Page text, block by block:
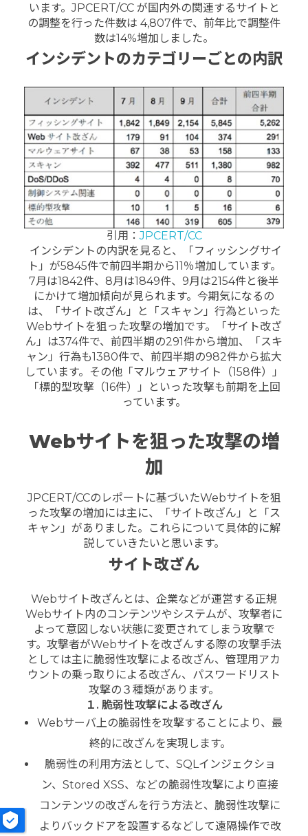
います。JPCERT/CC が国内外の関連するサイトと
の調整を行った件数は 4,807件で、前年比で調整件
数は14%増加しました。
インシデントのカテゴリーごとの内訳
引用：JPCERT/CC
インシデントの内訳を見ると、「フィッシングサイ
ト」が5845件で前四半期から11％増加しています。
7月は1842件、8月は1849件、9月は2154件と後半
にかけて増加傾向が見られます。今期気になるの
は、「サイト改ざん」と「スキャン」行為といった
Webサイトを狙った攻撃の増加です。「サイト改ざ
ん」は374件で、前四半期の291件から増加、「スキ
ャン」行為も1380件で、前四半期の982件から拡大
しています。その他「マルウェアサイト（158件）」
「標的型攻撃（16件）」といった攻撃も前期を上回
っています。
Webサイトを狙った攻撃の増
加
JPCERT/CCのレポートに基づいたWebサイトを狙
った攻撃の増加には主に、「サイト改ざん」と「ス
キャン」がありました。これらについて具体的に解
説していきたいと思います。
サイト改ざん
Webサイト改ざんとは、企業などが運営する正規
Webサイト内のコンテンツやシステムが、攻撃者に
よって意図しない状態に変更されてしまう攻撃で
す。攻撃者がWebサイトを改ざんする際の攻撃手法
としては主に脆弱性攻撃による改ざん、管理用アカ
ウントの乗っ取りによる改ざん、パスワードリスト
攻撃の３種類があります。
１. 脆弱性攻撃による改ざん
Webサーバ上の脆弱性を攻撃することにより、最
終的に改ざんを実現します。
脆弱性の利用方法として、SQLインジェクショ
ン、Stored XSS、などの脆弱性攻撃により直接
コンテンツの改ざんを行う方法と、脆弱性攻撃に
よりバックドアを設置するなどして遠隔操作で改